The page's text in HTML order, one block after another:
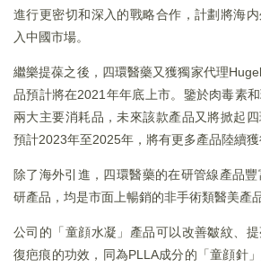
進行更密切和深入的戰略合作，計劃將海
入中國市場。
繼樂提葆之後，四環醫藥又獲獨家代理
品預計將在2021年年底上市。鑒於肉毒素
兩大主要消耗品，未來該款產品又將掀起四
預計2023年至2025年，將有更多產品陸續獲
除了海外引進，四環醫藥的在研管線產品
研產品，均是市面上暢銷的非手術類醫美產品
公司的「童顔水凝」產品可以改善皺紋、
復疤痕的功效，同為PLLA成分的「童顔針